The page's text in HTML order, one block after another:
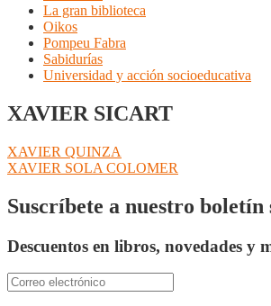
La gran biblioteca
Oikos
Pompeu Fabra
Sabidurías
Universidad y acción socioeducativa
XAVIER SICART
Navegación
de
entradas
Anterior:
XAVIER QUINZA
Siguiente:
XAVIER SOLA COLOMER
Suscríbete a nuestro boletín
Descuentos en libros, novedades y